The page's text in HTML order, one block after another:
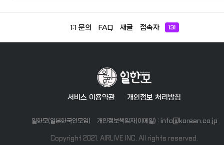
1:1 문의 FAQ 새글 접속자 131
서비스 이용약관 개인정보 처리방침
일한모(일본한국인모임) 개인정보책임자(이메일) : info@korean.co.jp
Copyright 2021. AIRLIVE INC. All rights reserved.